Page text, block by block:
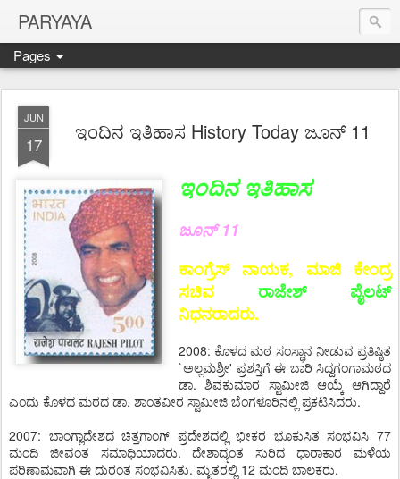
PARYAYA
Pages
JUN
17
ಇಂದಿನ ಇತಿಹಾಸ History Today ಜೂನ್ 11
ಇಂದಿನ ಇತಿಹಾಸ
ಜೂನ್ 11
ಕಾಂಗ್ರೆಸ್ ನಾಯಕ, ಮಾಜಿ ಕೇಂದ್ರ
ಸಚಿವ ರಾಜೇಶ್ ಪೈಲಟ್
ನಿಧನರಾದರು.
2008: ಕೊಳದ ಮಠ ಸಂಸ್ಥಾನ ನೀಡುವ ಪ್ರತಿಷ್ಠಿತ
`ಅಲ್ಲಮಶ್ರೀ' ಪ್ರಶಸ್ತಿಗೆ ಈ ಬಾರಿ ಸಿದ್ದಗಂಗಾಮಠದ
ಡಾ. ಶಿವಕುಮಾರ ಸ್ವಾಮೀಜಿ ಆಯ್ಕೆ ಆಗಿದ್ದಾರೆ
ಎಂದು ಕೊಳದ ಮಠದ ಡಾ. ಶಾಂತವೀರ ಸ್ವಾಮೀಜಿ ಬೆಂಗಳೂರಿನಲ್ಲಿ ಪ್ರಕಟಿಸಿದರು.
2007: ಬಾಂಗ್ಲಾದೇಶದ ಚಿತ್ತಗಾಂಗ್ ಪ್ರದೇಶದಲ್ಲಿ ಭೀಕರ ಭೂಕುಸಿತ ಸಂಭವಿಸಿ 77
ಮಂದಿ ಜೀವಂತ ಸಮಾಧಿಯಾದರು. ದೇಶಾದ್ಯಂತ ಸುರಿದ ಧಾರಾಕಾರ ಮಳೆಯ
ಪರಿಣಾಮವಾಗಿ ಈ ದುರಂತ ಸಂಭವಿಸಿತು. ಮೃತರಲ್ಲಿ 12 ಮಂದಿ ಬಾಲಕರು.